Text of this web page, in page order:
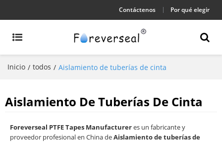
Contáctenos Por qué elegir
Inicio / todos / Aislamiento de tuberías de cinta
Aislamiento De Tuberías De Cinta
Foreverseal PTFE Tapes Manufactureres un fabricante y
proveedor profesional en China deAislamiento de tuberías de